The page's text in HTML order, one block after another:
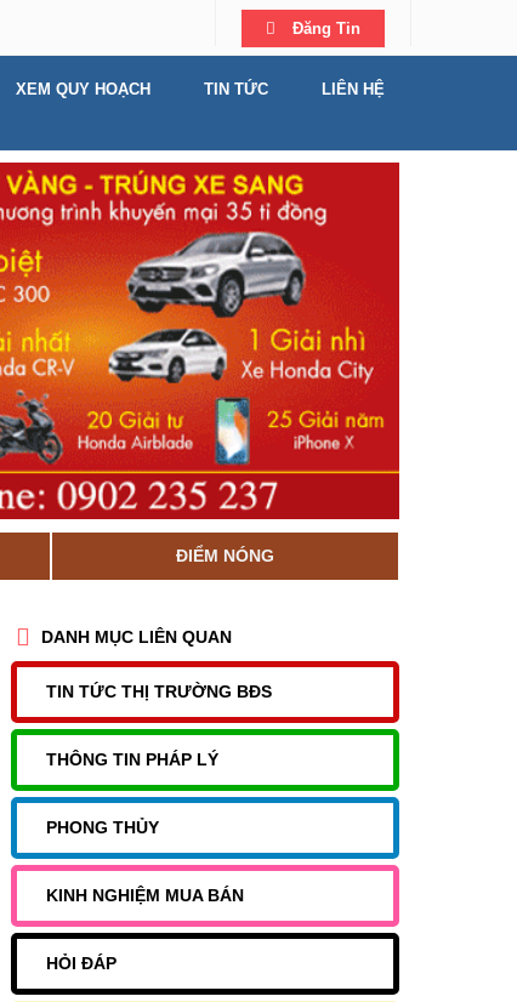
Đăng Tin
XEM QUY HOẠCH TIN TỨC LIÊN HỆ
ĐIỂM NÓNG
DANH MỤC LIÊN QUAN
TIN TỨC THỊ TRƯỜNG BĐS
THÔNG TIN PHÁP LÝ
PHONG THỦY
KINH NGHIỆM MUA BÁN
HỎI ĐÁP